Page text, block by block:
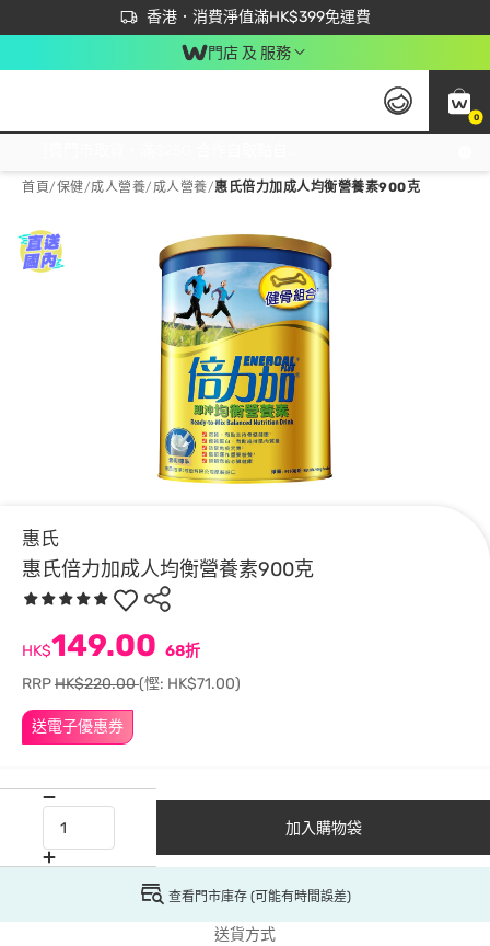
香港．消費淨值滿HK$399免運費
立即成為易賞錢會員盡享獨家優惠
首次APP下單買滿$450 輸入 NEWAPP 即減$50
門店 及 服務
0
首頁/保健/成人營養/ 成人營養/惠氏倍力加成人均衡營養素900克
惠氏
惠氏倍力加成人均衡營養素900克
送電子優惠券
HK$149.00 68折
RRPHK$220.00(慳: HK$71.00)
加入購物袋
查看門市庫存 (可能有時間誤差)
送貨方式